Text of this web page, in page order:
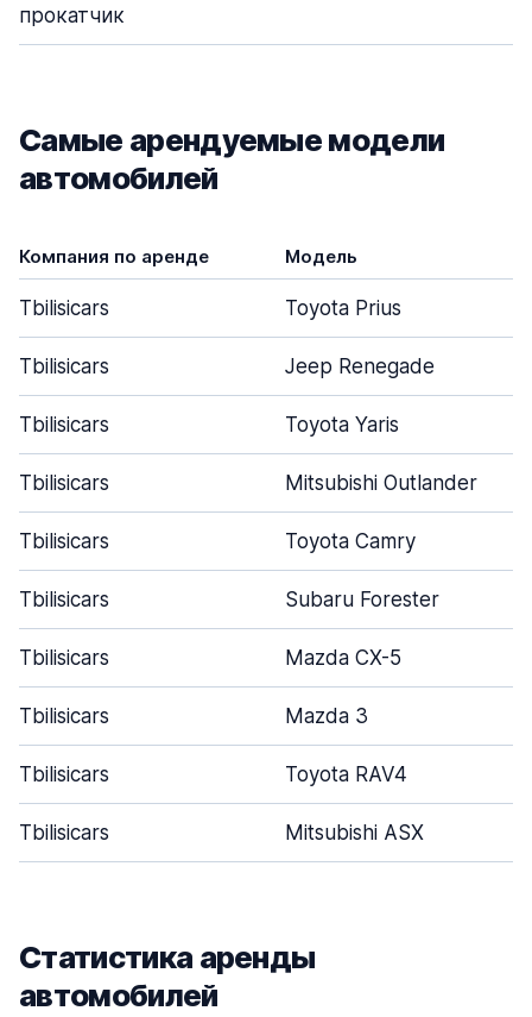
прокатчик
Самые арендуемые модели
автомобилей
Компания по аренде Модель
Tbilisicars Toyota Prius
Tbilisicars Jeep Renegade
Tbilisicars Toyota Yaris
Tbilisicars Mitsubishi Outlander
Tbilisicars Toyota Camry
Tbilisicars Subaru Forester
Tbilisicars Mazda CX-5
Tbilisicars Mazda 3
Tbilisicars Toyota RAV4
Tbilisicars Mitsubishi ASX
Статистика аренды
автомобилей